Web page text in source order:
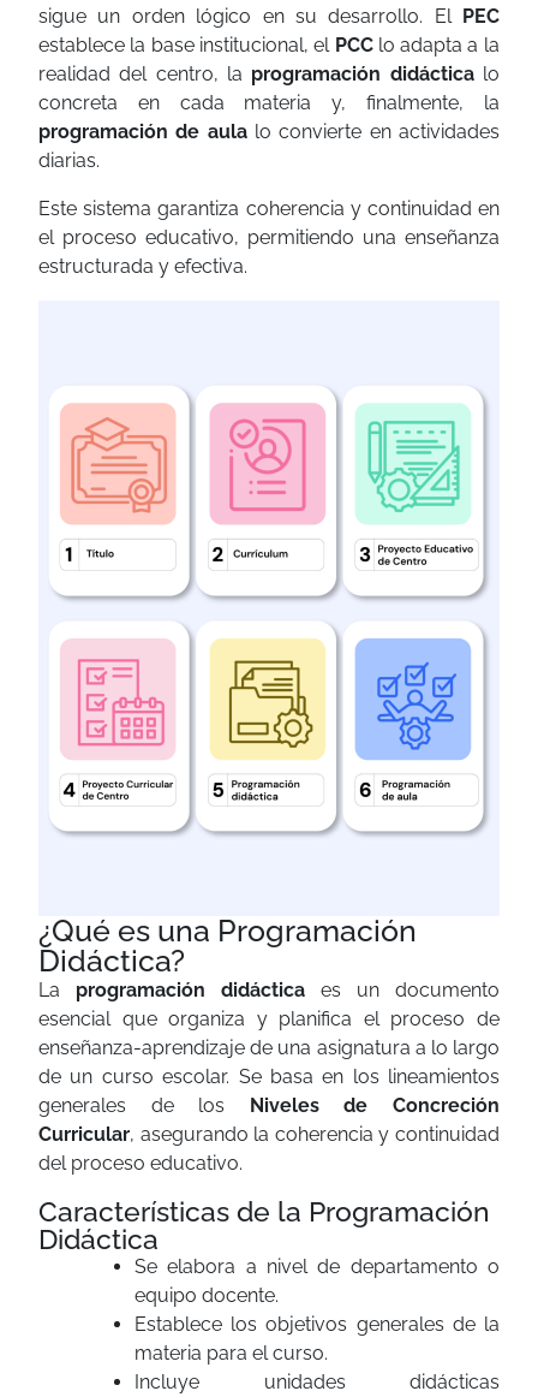
sigue un orden lógico en su desarrollo. El PEC
establece la base institucional, el PCClo adapta a la
realidad del centro, la programación didácticalo
concreta en cada materia y, finalmente, la
programación de aulalo convierte en actividades
diarias.
Este sistema garantiza coherencia y continuidad en
el proceso educativo, permitiendo una enseñanza
estructurada y efectiva.
¿Qué es una Programación
Didáctica?
La programación didáctica es un documento
esencial que organiza y planifica el proceso de
enseñanza-aprendizaje de una asignatura a lo largo
de un curso escolar. Se basa en los lineamientos
generales de los Niveles de Concreción
Curricular, asegurando la coherencia y continuidad
del proceso educativo.
Características de la Programación
Didáctica
Se elabora a nivel de departamento o
equipo docente.
Establece los objetivos generales de la
materia para el curso.
Incluye unidades didácticas